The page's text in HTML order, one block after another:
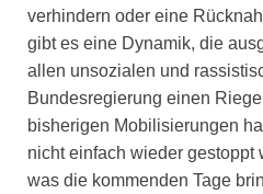
verhindern oder eine
gibt es eine Dynamik, die
allen unsozialen und
Bundesregierung einen
bisherigen Mobilisierungen
nicht einfach wieder gestoppt
was die kommenden Tage